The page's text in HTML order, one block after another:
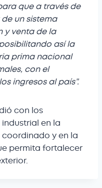
que a través de
un sistema
y venta de la
así la
prima nacional
con el
ingresos al país”.
con los
en la
y en la
permita fortalecer